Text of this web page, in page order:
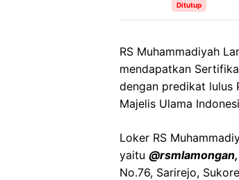
Ditutup
RS Muhammadiyah
mendapatkan
dengan predikat lulus
Majelis Ulama
Loker RS
yaitu @rsmlamongan,
No.76, Sarirejo,